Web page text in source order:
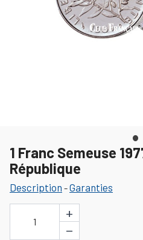
1 Franc Semeuse
République
Description -Garanties
1
+
−